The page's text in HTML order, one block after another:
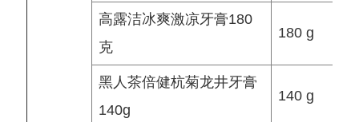
高露洁冰爽激凉牙膏180
克
180 g
黑人茶倍健杭菊龙井牙膏
140g
140 g